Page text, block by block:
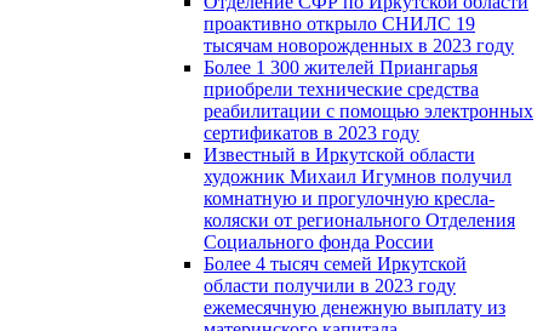
проактивно открыло СНИЛС 19
тысячам новорожденных в 2023 году
Более 1 300 жителей Приангарья
приобрели технические средства
реабилитации с помощью электронных
сертификатов в 2023 году
Известный в Иркутской области
художник Михаил Игумнов получил
комнатную и прогулочную кресла-
коляски от регионального Отделения
Социального фонда России
Более 4 тысяч семей Иркутской
области получили в 2023 году
ежемесячную денежную выплату из